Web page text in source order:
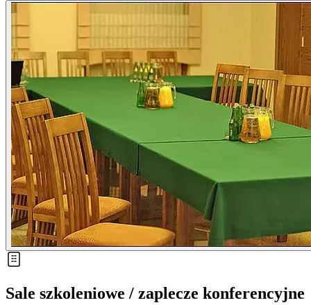
Sale szkoleniowe / zaplecze konferencyjne